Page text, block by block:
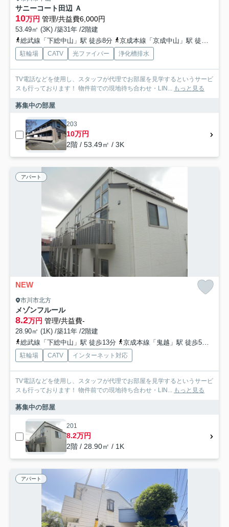
サニーコート田辺 Ａ
10万円 管理/共益費6,000円
53.49㎡ (3K) /築31年 /2階建
総武線「下総中山」駅 徒歩8分
京成本線「京成中山」駅 徒歩4分
駐輪場 CATV 光ファイバー 浄化槽排水
TV電話などを使用し、スタッフが代理でお部屋を見学するというサービ
スも行っております！ 物件前での現地待ち合わせ・LIN... もっと見る
募集中の部屋
203
10万円
2階 / 53.49㎡ / 3K
アパート
NEW
市川市北方
メゾンフルール
8.2万円 管理/共益費-
28.90㎡ (1K) /築11年 /2階建
総武線「下総中山」駅 徒歩13分
京成本線「鬼越」駅 徒歩5分
駐輪場 CATV インターネット対応
TV電話などを使用し、スタッフが代理でお部屋を見学するというサービ
スも行っております！ 物件前での現地待ち合わせ・LIN... もっと見る
募集中の部屋
201
8.2万円
2階 / 28.90㎡ / 1K
アパート